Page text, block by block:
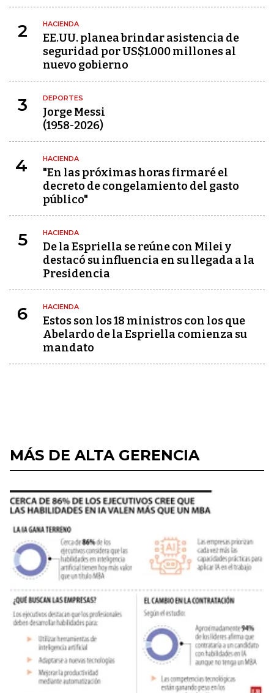
2 HACIENDA
EE.UU. planea brindar asistencia de
seguridad por US$1.000 millones al
nuevo gobierno
3 DEPORTES
Jorge Messi
(1958-2026)
4 HACIENDA
"En las próximas horas firmaré el
decreto de congelamiento del gasto
público"
5 HACIENDA
De la Espriella se reúne con Milei y
destacó su influencia en su llegada a la
Presidencia
6 HACIENDA
Estos son los 18 ministros con los que
Abelardo de la Espriella comienza su
mandato
MÁS DE ALTA GERENCIA